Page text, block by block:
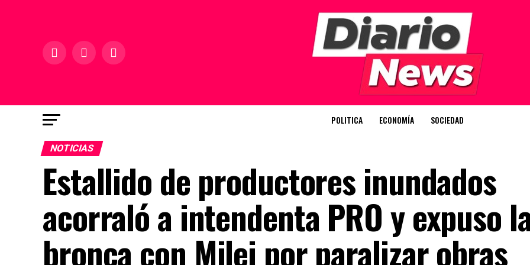
POLITICA ECONOMÍA SOCIEDAD
NOTICIAS
Estallido de productores inundados
acorraló a intendenta PRO y expuso
bronca con Milei por paralizar obras